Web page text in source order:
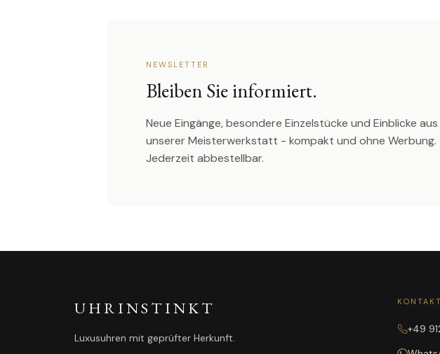
NEWSLETTER
Bleiben Sie informiert.
Neue Eingänge, besondere Einzelstücke und Einblicke aus
unserer Meisterwerkstatt - kompakt und ohne Werbung.
Jederzeit abbestellbar.
UHRINSTINKT
Luxusuhren mit geprüfter Herkunft.
KONTAKT
+49